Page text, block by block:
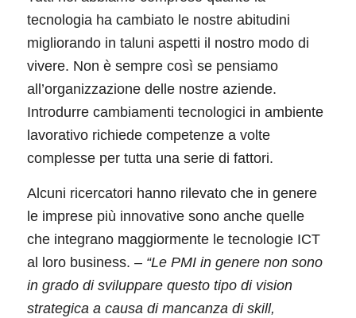
tecnologia ha cambiato le nostre abitudini
migliorando in taluni aspetti il nostro modo di
vivere. Non è sempre così se pensiamo
all’organizzazione delle nostre aziende.
Introdurre cambiamenti tecnologici in ambiente
lavorativo richiede competenze a volte
complesse per tutta una serie di fattori.
Alcuni ricercatori hanno rilevato che in genere
le imprese più innovative sono anche quelle
che integrano maggiormente le tecnologie ICT
al loro business. – “Le PMI in genere non sono
in grado di sviluppare questo tipo di vision
strategica a causa di mancanza di skill,